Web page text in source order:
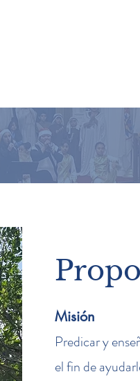
Misión
Predicar y
el fin de